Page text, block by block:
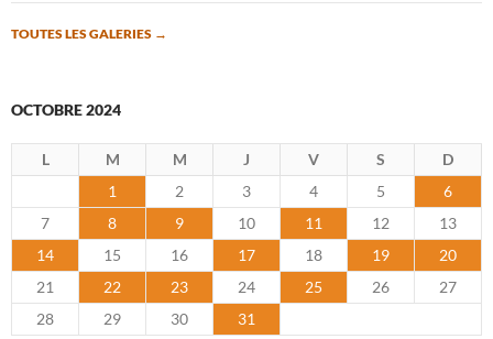
TOUTES LES GALERIES →
OCTOBRE 2024
L M M J V S
D
1
2 3 4 5
6
7
8 9 10 11 12
13
14
15 16 17 18 19
20
21
22 23 24 25 26
27
28
29 30
31